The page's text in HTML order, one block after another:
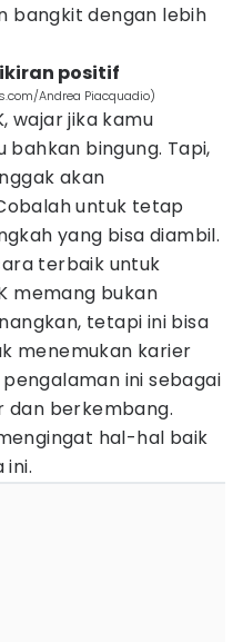
bangkit dengan lebih
positif
Andrea Piacquadio)
wajar jika kamu
bahkan bingung. Tapi,
akan
untuk tetap
yang bisa diambil.
terbaik untuk
memang bukan
tetapi ini bisa
menemukan karier
ini sebagai
dan berkembang.
hal-hal baik
ini.